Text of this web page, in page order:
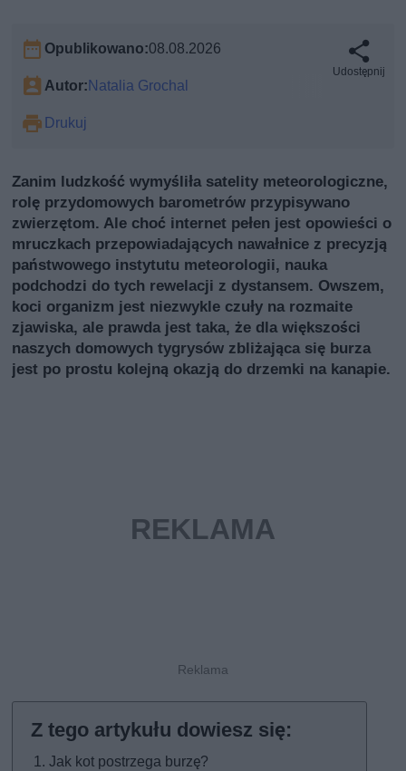
Opublikowano:08.08.2026
Autor:Natalia Grochal
Drukuj
Udostępnij
Zanim ludzkość wymyśliła satelity meteorologiczne,
rolę przydomowych barometrów przypisywano
zwierzętom. Ale choć internet pełen jest opowieści o
mruczkach przepowiadających nawałnice z precyzją
państwowego instytutu meteorologii, nauka
podchodzi do tych rewelacji z dystansem. Owszem,
koci organizm jest niezwykle czuły na rozmaite
zjawiska, ale prawda jest taka, że dla większości
naszych domowych tygrysów zbliżająca się burza
jest po prostu kolejną okazją do drzemki na kanapie.
Jak kot postrzega burzę?